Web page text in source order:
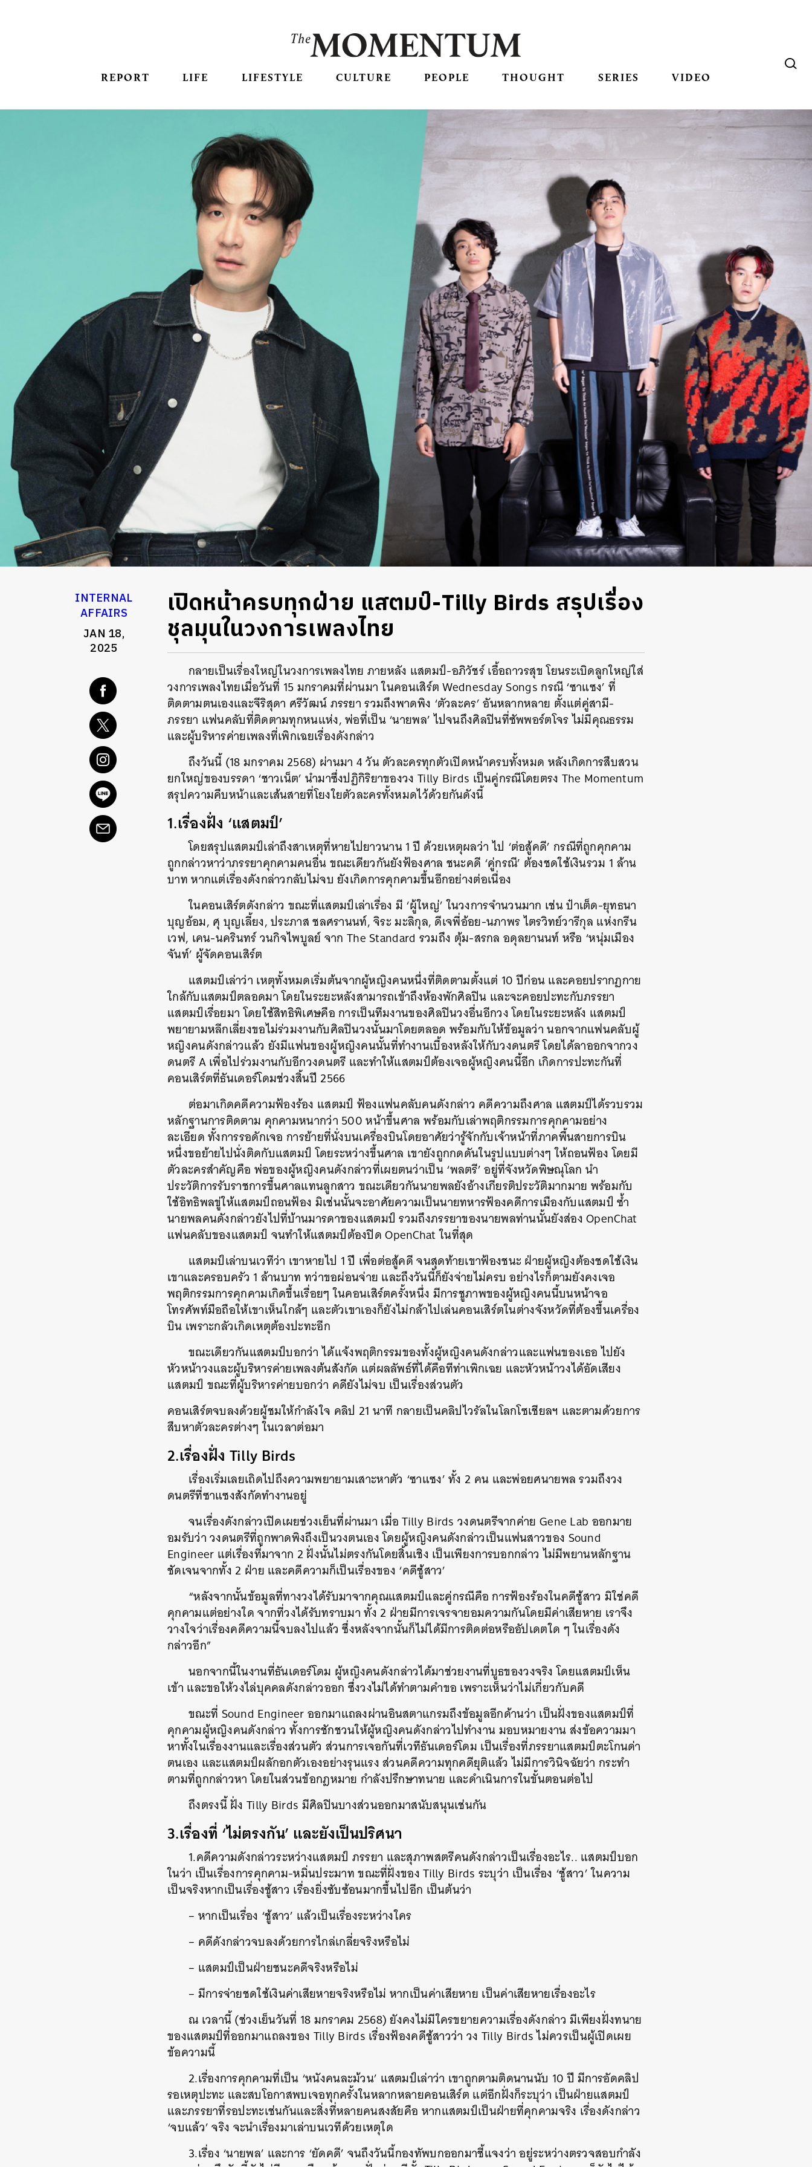
REPORT LIFE LIFESTYLE CULTURE PEOPLE THOUGHT SERIES VIDEO
INTERNAL
AFFAIRS
JAN 18,
2025
เปิดหน้าครบทุกฝ่าย แสตมป์-Tilly Birds สรุปเรื่อง
ชุลมุนในวงการเพลงไทย
กลายเป็นเรื่องใหญ่ในวงการเพลงไทย ภายหลัง แสตมป์-อภิวัชร์ เอื้อถาวรสุข โยนระเบิดลูกใหญ่ใส่
วงการเพลงไทยเมื่อวันที่ 15 มกราคมที่ผ่านมา ในคอนเสิร์ต Wednesday Songs กรณี ‘ซาแซง’ ที่
ติดตามตนเองและจีริสุดา ศรีวัฒน์ ภรรยา รวมถึงพาดพิง ‘ตัวละคร’ อันหลากหลาย ตั้งแต่คู่สามี-
ภรรยา แฟนคลับที่ติดตามทุกหนแห่ง, พ่อที่เป็น ‘นายพล’ ไปจนถึงศิลปินที่ซัพพอร์ตโจร ไม่มีคุณธรรม
และผู้บริหารค่ายเพลงที่เพิกเฉยเรื่องดังกล่าว
ถึงวันนี้ (18 มกราคม 2568) ผ่านมา 4 วัน ตัวละครทุกตัวเปิดหน้าครบทั้งหมด หลังเกิดการสืบสวน
ยกใหญ่ของบรรดา ‘ชาวเน็ต’ นำมาซึ่งปฏิกิริยาของวง Tilly Birds เป็นคู่กรณีโดยตรง The Momentum
สรุปความคืบหน้าและเส้นสายที่โยงใยตัวละครทั้งหมดไว้ด้วยกันดังนี้
1.เรื่องฝั่ง ‘แสตมป์’
โดยสรุปแสตมป์เล่าถึงสาเหตุที่หายไปยาวนาน 1 ปี ด้วยเหตุผลว่า ไป ‘ต่อสู้คดี’ กรณีที่ถูกคุกคาม
ถูกกล่าวหาว่าภรรยาคุกคามคนอื่น ขณะเดียวกันยังฟ้องศาล ชนะคดี ‘คู่กรณี’ ต้องชดใช้เงินรวม 1 ล้าน
บาท หากแต่เรื่องดังกล่าวกลับไม่จบ ยังเกิดการคุกคามขึ้นอีกอย่างต่อเนื่อง
ในคอนเสิร์ตดังกล่าว ขณะที่แสตมป์เล่าเรื่อง มี ‘ผู้ใหญ่’ ในวงการจำนวนมาก เช่น ป๋าเต็ด-ยุทธนา
บุญอ้อม, ศุ บุญเลี้ยง, ประภาส ชลศรานนท์, จิระ มะลิกุล, ดีเจพี่อ้อย-นภาพร ไตรวิทย์วารีกุล แห่งกรีน
เวฟ, เคน-นครินทร์ วนกิจไพบูลย์ จาก The Standard รวมถึง ตุ้ม-สรกล อดุลยานนท์ หรือ ‘หนุ่มเมือง
จันท์’ ผู้จัดคอนเสิร์ต
แสตมป์เล่าว่า เหตุทั้งหมดเริ่มต้นจากผู้หญิงคนหนึ่งที่ติดตามตั้งแต่ 10 ปีก่อน และคอยปรากฏกาย
ใกล้กับแสตมป์ตลอดมา โดยในระยะหลังสามารถเข้าถึงห้องพักศิลปิน และจะคอยปะทะกับภรรยา
แสตมป์เรื่อยมา โดยใช้สิทธิพิเศษคือ การเป็นทีมงานของศิลปินวงอื่นอีกวง โดยในระยะหลัง แสตมป์
พยายามหลีกเลี่ยงขอไม่ร่วมงานกับศิลปินวงนั้นมาโดยตลอด พร้อมกับให้ข้อมูลว่า นอกจากแฟนคลับผู้
หญิงคนดังกล่าวแล้ว ยังมีแฟนของผู้หญิงคนนั้นที่ทำงานเบื้องหลังให้กับวงดนตรี โดยได้ลาออกจากวง
ดนตรี A เพื่อไปร่วมงานกับอีกวงดนตรี และทำให้แสตมป์ต้องเจอผู้หญิงคนนี้อีก เกิดการปะทะกันที่
คอนเสิร์ตที่ธันเดอร์โดมช่วงสิ้นปี 2566
ต่อมาเกิดคดีความฟ้องร้อง แสตมป์ ฟ้องแฟนคลับคนดังกล่าว คดีความถึงศาล แสตมป์ได้รวบรวม
หลักฐานการติดตาม คุกคามหนากว่า 500 หน้าขึ้นศาล พร้อมกับเล่าพฤติกรรมการคุกคามอย่าง
ละเอียด ทั้งการรอดักเจอ การย้ายที่นั่งบนเครื่องบินโดยอาศัยว่ารู้จักกับเจ้าหน้าที่ภาคพื้นสายการบิน
หนึ่งขอย้ายไปนั่งติดกับแสตมป์ โดยระหว่างขึ้นศาล เขายังถูกกดดันในรูปแบบต่างๆ ให้ถอนฟ้อง โดยมี
ตัวละครสำคัญคือ พ่อของผู้หญิงคนดังกล่าวที่เผยตนว่าเป็น ‘พลตรี’ อยู่ที่จังหวัดพิษณุโลก นำ
ประวัติการรับราชการขึ้นศาลแทนลูกสาว ขณะเดียวกันนายพลยังอ้างเกียรติประวัติมากมาย พร้อมกับ
ใช้อิทธิพลขู่ให้แสตมป์ถอนฟ้อง มิเช่นนั้นจะอาศัยความเป็นนายทหารฟ้องคดีการเมืองกับแสตมป์ ซ้ำ
นายพลคนดังกล่าวยังไปที่บ้านมารดาของแสตมป์ รวมถึงภรรยาของนายพลท่านนั้นยังส่อง OpenChat
แฟนคลับของแสตมป์ จนทำให้แสตมป์ต้องปิด OpenChat ในที่สุด
แสตมป์เล่าบนเวทีว่า เขาหายไป 1 ปี เพื่อต่อสู้คดี จนสุดท้ายเขาฟ้องชนะ ฝ่ายผู้หญิงต้องชดใช้เงิน
เขาและครอบครัว 1 ล้านบาท ทว่าขอผ่อนจ่าย และถึงวันนี้ก็ยังจ่ายไม่ครบ อย่างไรก็ตามยังคงเจอ
พฤติกรรมการคุกคามเกิดขึ้นเรื่อยๆ ในคอนเสิร์ตครั้งหนึ่ง มีการชูภาพของผู้หญิงคนนี้บนหน้าจอ
โทรศัพท์มือถือให้เขาเห็นใกล้ๆ และตัวเขาเองก็ยังไม่กล้าไปเล่นคอนเสิร์ตในต่างจังหวัดที่ต้องขึ้นเครื่อง
บิน เพราะกลัวเกิดเหตุต้องปะทะอีก
ขณะเดียวกันแสตมป์บอกว่า ได้แจ้งพฤติกรรมของทั้งผู้หญิงคนดังกล่าวและแฟนของเธอ ไปยัง
หัวหน้าวงและผู้บริหารค่ายเพลงต้นสังกัด แต่ผลลัพธ์ที่ได้คือทีท่าเพิกเฉย และหัวหน้าวงได้อัดเสียง
แสตมป์ ขณะที่ผู้บริหารค่ายบอกว่า คดียังไม่จบ เป็นเรื่องส่วนตัว
คอนเสิร์ตจบลงด้วยผู้ชมให้กำลังใจ คลิป 21 นาที กลายเป็นคลิปไวรัลในโลกโซเชียลฯ และตามด้วยการ
สืบหาตัวละครต่างๆ ในเวลาต่อมา
2.เรื่องฝั่ง Tilly Birds
เรื่องเริ่มเลยเถิดไปถึงความพยายามเสาะหาตัว ‘ซาแซง’ ทั้ง 2 คน และพ่อยศนายพล รวมถึงวง
ดนตรีที่ซาแซงสังกัดทำงานอยู่
จนเรื่องดังกล่าวเปิดเผยช่วงเย็นที่ผ่านมา เมื่อ Tilly Birds วงดนตรีจากค่าย Gene Lab ออกมาย
อมรับว่า วงดนตรีที่ถูกพาดพิงถึงเป็นวงตนเอง โดยผู้หญิงคนดังกล่าวเป็นแฟนสาวของ Sound
Engineer แต่เรื่องที่มาจาก 2 ฝั่งนั้นไม่ตรงกันโดยสิ้นเชิง เป็นเพียงการบอกกล่าว ไม่มีพยานหลักฐาน
ชัดเจนจากทั้ง 2 ฝ่าย และคดีความก็เป็นเรื่องของ ‘คดีชู้สาว’
“หลังจากนั้นข้อมูลที่ทางวงได้รับมาจากคุณแสตมป์และคู่กรณีคือ การฟ้องร้องในคดีชู้สาว มิใช่คดี
คุกคามแต่อย่างใด จากที่วงได้รับทราบมา ทั้ง 2 ฝ่ายมีการเจรจายอมความกันโดยมีค่าเสียหาย เราจึง
วางใจว่าเรื่องคดีความนี้จบลงไปแล้ว ซึ่งหลังจากนั้นก็ไม่ได้มีการติดต่อหรืออัปเดตใด ๆ ในเรื่องดัง
กล่าวอีก”
นอกจากนี้ในงานที่ธันเดอร์โดม ผู้หญิงคนดังกล่าวได้มาช่วยงานที่บูธของวงจริง โดยแสตมป์เห็น
เข้า และขอให้วงไล่บุคคลดังกล่าวออก ซึ่งวงไม่ได้ทำตามคำขอ เพราะเห็นว่าไม่เกี่ยวกับคดี
ขณะที่ Sound Engineer ออกมาแถลงผ่านอินสตาแกรมถึงข้อมูลอีกด้านว่า เป็นฝั่งของแสตมป์ที่
คุกคามผู้หญิงคนดังกล่าว ทั้งการชักชวนให้ผู้หญิงคนดังกล่าวไปทำงาน มอบหมายงาน ส่งข้อความมา
หาทั้งในเรื่องงานและเรื่องส่วนตัว ส่วนการเจอกันที่เวทีธันเดอร์โดม เป็นเรื่องที่ภรรยาแสตมป์ตะโกนด่า
ตนเอง และแสตมป์ผลักอกตัวเองอย่างรุนแรง ส่วนคดีความทุกคดียุติแล้ว ไม่มีการวินิจฉัยว่า กระทำ
ตามที่ถูกกล่าวหา โดยในส่วนข้อกฎหมาย กำลังปรึกษาทนาย และดำเนินการในขั้นตอนต่อไป
ถึงตรงนี้ ฝั่ง Tilly Birds มีศิลปินบางส่วนออกมาสนับสนุนเช่นกัน
3.เรื่องที่ ‘ไม่ตรงกัน’ และยังเป็นปริศนา
1.คดีความดังกล่าวระหว่างแสตมป์ ภรรยา และสุภาพสตรีคนดังกล่าวเป็นเรื่องอะไร.. แสตมป์บอก
ในว่า เป็นเรื่องการคุกคาม-หมิ่นประมาท ขณะที่ฝั่งของ Tilly Birds ระบุว่า เป็นเรื่อง ‘ชู้สาว’ ในความ
เป็นจริงหากเป็นเรื่องชู้สาว เรื่องยิ่งซับซ้อนมากขึ้นไปอีก เป็นต้นว่า
– หากเป็นเรื่อง ‘ชู้สาว’ แล้วเป็นเรื่องระหว่างใคร
– คดีดังกล่าวจบลงด้วยการไกล่เกลี่ยจริงหรือไม่
– แสตมป์เป็นฝ่ายชนะคดีจริงหรือไม่
– มีการจ่ายชดใช้เงินค่าเสียหายจริงหรือไม่ หากเป็นค่าเสียหาย เป็นค่าเสียหายเรื่องอะไร
ณ เวลานี้ (ช่วงเย็นวันที่ 18 มกราคม 2568) ยังคงไม่มีใครขยายความเรื่องดังกล่าว มีเพียงฝั่งทนาย
ของแสตมป์ที่ออกมาแถลงของ Tilly Birds เรื่องฟ้องคดีชู้สาวว่า วง Tilly Birds ไม่ควรเป็นผู้เปิดเผย
ข้อความนี้
2.เรื่องการคุกคามที่เป็น ‘หนังคนละม้วน’ แสตมป์เล่าว่า เขาถูกตามติดนานนับ 10 ปี มีการอัดคลิป
รอเหตุปะทะ และสบโอกาสพบเจอทุกครั้งในหลากหลายคอนเสิร์ต แต่อีกฝั่งก็ระบุว่า เป็นฝ่ายแสตมป์
และภรรยาที่รอปะทะเช่นกันและสิ่งที่หลายคนสงสัยคือ หากแสตมป์เป็นฝ่ายที่คุกคามจริง เรื่องดังกล่าว
‘จบแล้ว’ จริง จะนำเรื่องมาเล่าบนเวทีด้วยเหตุใด
3.เรื่อง ‘นายพล’ และการ ‘ยัดคดี’ จนถึงวันนี้กองทัพบกออกมาชี้แจงว่า อยู่ระหว่างตรวจสอบกำลัง
ค้นหา
SHARE TWEET LINE EMAIL